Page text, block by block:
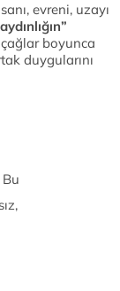
evreni, uzayı
boyunca
duygularını